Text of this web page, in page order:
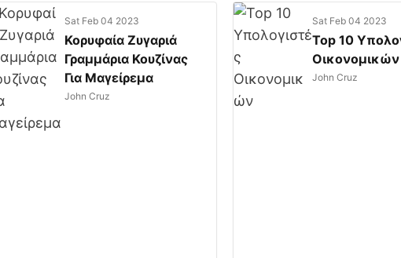
Sat Feb 04 2023
Κορυφαία Ζυγαριά
Γραμμάρια Κουζίνας
Για Μαγείρεμα
John Cruz
Sat Feb 04 2023
Top 10
Οικονομικών
John Cruz